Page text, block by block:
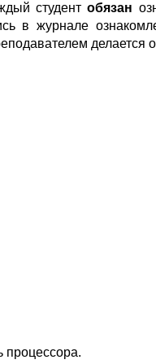
студентобязан
в журнале
делается
процессора.